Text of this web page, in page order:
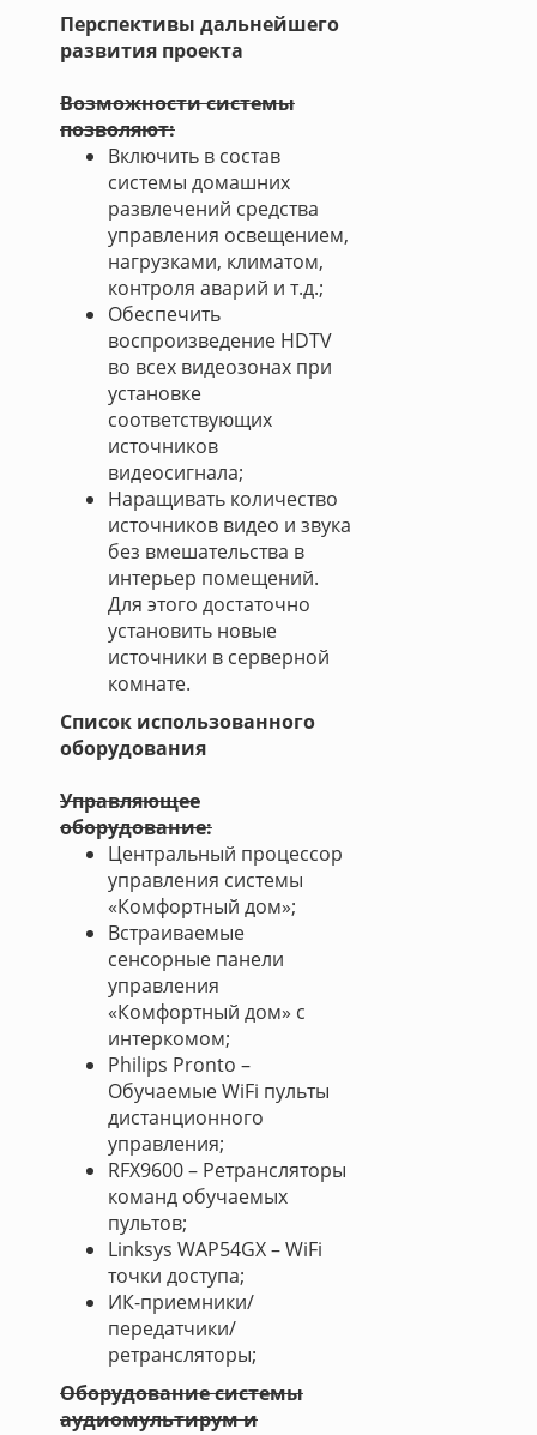
Перспективы дальнейшего
развития проекта
Возможности системы
позволяют:
Включить в состав
системы домашних
развлечений средства
управления освещением,
нагрузками, климатом,
контроля аварий и т.д.;
Обеспечить
воспроизведение HDTV
во всех видеозонах при
установке
соответствующих
источников
видеосигнала;
Наращивать количество
источников видео и звука
без вмешательства в
интерьер помещений.
Для этого достаточно
установить новые
источники в серверной
комнате.
Список использованного
оборудования
Управляющее
оборудование:
Центральный процессор
управления системы
«Комфортный дом»;
Встраиваемые
сенсорные панели
управления
«Комфортный дом» с
интеркомом;
Philips Pronto –
Обучаемые WiFi пульты
дистанционного
управления;
RFX9600 – Ретрансляторы
команд обучаемых
пультов;
Linksys WAP54GX – WiFi
точки доступа;
ИК-приемники/
передатчики/
ретрансляторы;
Оборудование системы
аудиомультирум и